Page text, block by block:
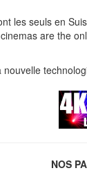
les seuls en
are the
NOS